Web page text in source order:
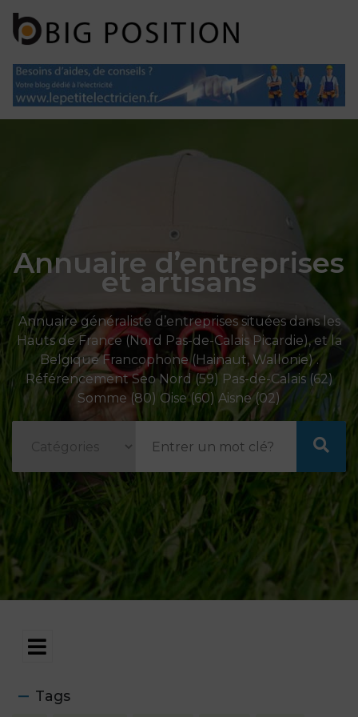
Annuaire d’entreprises
et artisans
Annuaire généraliste d’entreprises situées dans les
Hauts de France (Nord Pas-de-Calais Picardie), et la
Belgique Francophone (Hainaut, Wallonie) .
Référencement Seo Nord (59) Pas-de-Calais (62)
Somme (80) Oise (60) Aisne (02)
Tags
Panneau de gestion des cookies